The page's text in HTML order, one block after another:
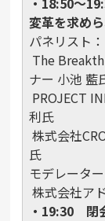
変革を求め
パネリスト：
The
ナー 小池 藍
PROJECT
利氏
株式会社
氏
モデレーター
株式会社ア
・19:30 閉